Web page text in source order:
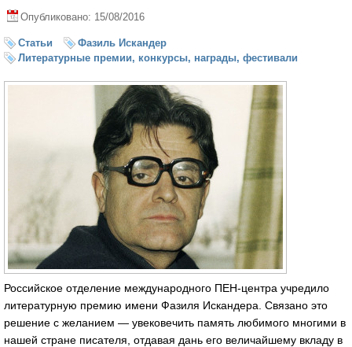
Опубликовано: 15/08/2016
Статьи
Фазиль Искандер
Литературные премии, конкурсы, награды, фестивали
Российское отделение международного ПЕН-центра учредило
литературную премию имени Фазиля Искандера. Связано это
решение с желанием — увековечить память любимого многими в
нашей стране писателя, отдавая дань его величайшему вкладу в